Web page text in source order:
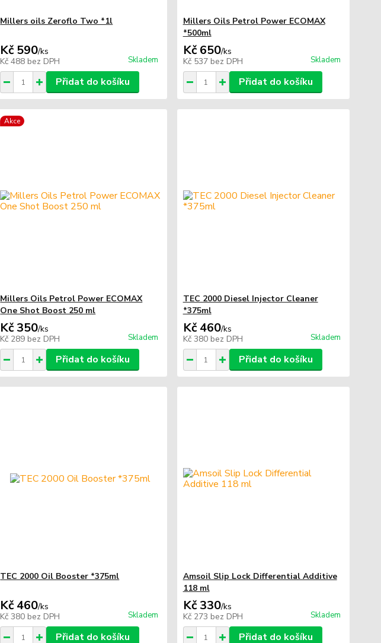
Millers oils Zeroflo Two *1l
Kč 590/ks
Kč 488 bez DPH Skladem
Přidat do košíku
Millers Oils Petrol Power ECOMAX
*500ml
Kč 650/ks
Kč 537 bez DPH Skladem
Přidat do košíku
Akce
Millers Oils Petrol Power ECOMAX
One Shot Boost 250 ml
Kč 350/ks
Kč 289 bez DPH Skladem
Přidat do košíku
TEC 2000 Diesel Injector Cleaner
*375ml
Kč 460/ks
Kč 380 bez DPH Skladem
Přidat do košíku
TEC 2000 Oil Booster *375ml
Kč 460/ks
Kč 380 bez DPH Skladem
Přidat do košíku
Amsoil Slip Lock Differential Additive
118 ml
Kč 330/ks
Kč 273 bez DPH Skladem
Přidat do košíku